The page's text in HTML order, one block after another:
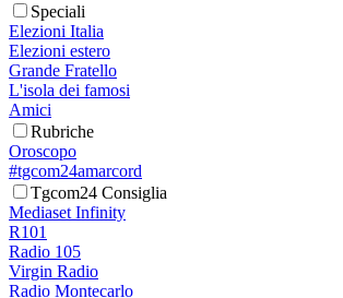
Speciali
Elezioni Italia
Elezioni estero
Grande Fratello
L'isola dei famosi
Amici
Rubriche
Oroscopo
#tgcom24amarcord
Tgcom24 Consiglia
Mediaset Infinity
R101
Radio 105
Virgin Radio
Radio Montecarlo